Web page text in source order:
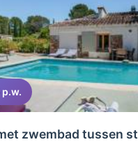
zwembad tussen st